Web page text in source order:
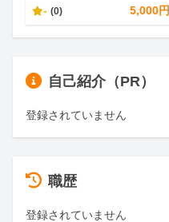
- (0) 5,000円
自己紹介（PR）
登録されていません
職歴
登録されていません